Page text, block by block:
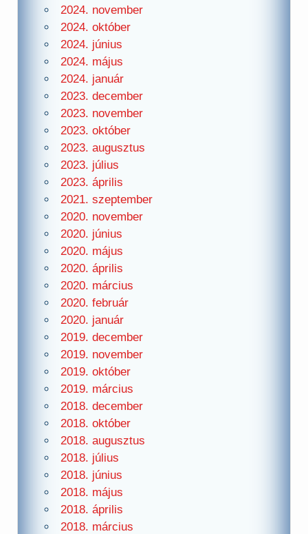
2024. november
2024. október
2024. június
2024. május
2024. január
2023. december
2023. november
2023. október
2023. augusztus
2023. július
2023. április
2021. szeptember
2020. november
2020. június
2020. május
2020. április
2020. március
2020. február
2020. január
2019. december
2019. november
2019. október
2019. március
2018. december
2018. október
2018. augusztus
2018. július
2018. június
2018. május
2018. április
2018. március